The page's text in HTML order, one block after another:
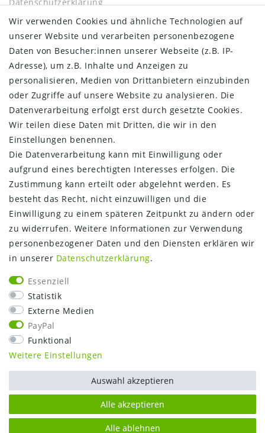
Daten­schutz­erklärung
AGB
Barrierefreiheitserklärung
Widerrufs­recht
Kontakt
Vertrag widerrufen
INFORMATIONEN:
Zahlungsinformationen
Versandinformationen
Über uns
Gutschein
NEWS
Google Maps
Kundenbewertungen
Kontakt
Mein Konto
Warenkorb
Kasse
Vorteile
Wir verwenden Cookies und ähnliche Technologien auf
unserer Website und verarbeiten personenbezogene
Daten von Besucher:innen unserer Webseite (z.B. IP-
Adresse), um z.B. Inhalte und Anzeigen zu
personalisieren, Medien von Drittanbietern einzubinden
oder Zugriffe auf unsere Website zu analysieren. Die
Datenverarbeitung erfolgt erst durch gesetzte Cookies.
Wir teilen diese Daten mit Dritten, die wir in den
Einstellungen benennen.
Die Datenverarbeitung kann mit Einwilligung oder
aufgrund eines berechtigten Interesses erfolgen. Die
Zustimmung kann erteilt oder abgelehnt werden. Es
besteht das Recht, nicht einzuwilligen und die
Einwilligung zu einem späteren Zeitpunkt zu ändern oder
zu widerrufen. Weitere Informationen zur Verwendung
personenbezogener Daten und den Diensten erklären wir
in unserer Daten­schutz­erklärung.
Essenziell
Statistik
Externe Medien
PayPal
Funktional
Weitere Einstellungen
Alle akzeptieren
Alle ablehnen
Auswahl akzeptieren